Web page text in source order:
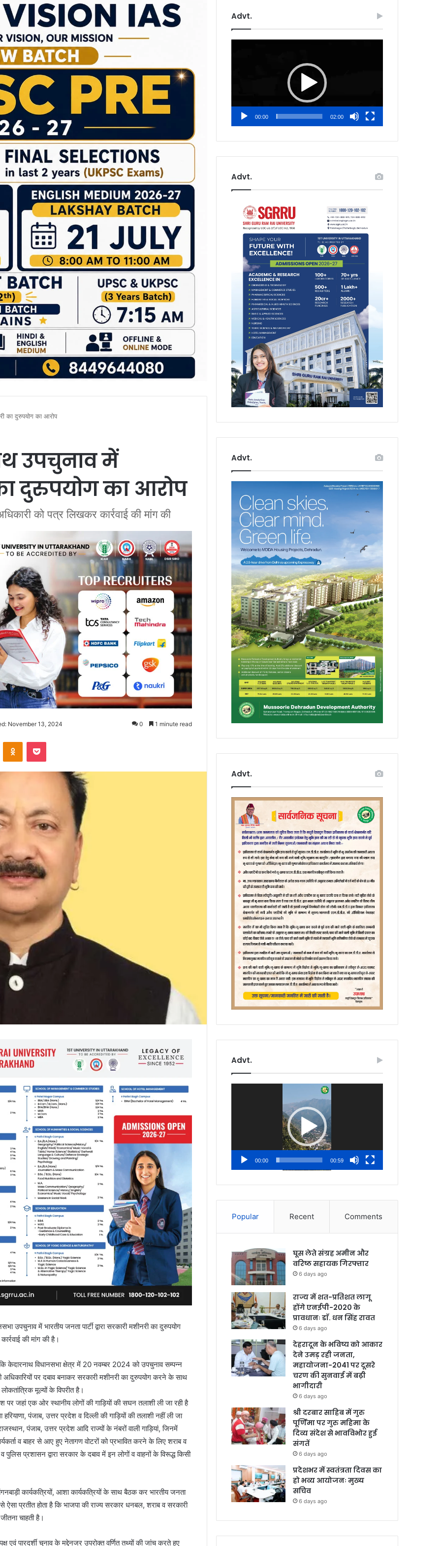
का दुरुपयोग का आरोप
उपचुनाव में
दुरुपयोग का आरोप
को पत्र लिखकर कार्रवाई की मांग की
November 13, 2024 0 1 minute read
उपचुनाव में भारतीय जनता पार्टी द्वारा सरकारी मशीनरी का दुरुपयोग
की मांग की है।
केदारनाथ विधानसभा क्षेत्र में 20 नवम्बर 2024 को उपचुनाव सम्पन्न
अधिकारियों पर दबाव बनाकर सरकारी मशीनरी का दुरुपयोग करने के साथ
मूल्यों के विपरीत है।
जहां एक ओर स्थानीय लोगों की गाड़ियों की सघन तलाशी ली जा रही है
हरियाणा, पंजाब, उत्तर प्रदेश व दिल्ली की गाड़ियों की तलाशी नहीं ली जा
पंजाब, उत्तर प्रदेश आदि राज्यों के नंबरों वाली गाड़ियां, जिनमें
व बाहर से आए हुए नेतागण वोटरों को प्रभावित करने के लिए शराब व
प्रशासन द्वारा सरकार के दबाव में इन लोगों व वाहनों के विरूद्ध किसी
कार्यकत्रियों, आशा कार्यकत्रियों के साथ बैठक कर भारतीय जनता
ऐसा प्रतीत होता है कि भाजपा की राज्य सरकार धनबल, शराब व सरकारी
चाहती है।
एवं पारदर्शी चुनाव के मद्देनजर उपरोक्त वर्णित तथ्यों की जांच करते हुए
Advt.
00:00 02:00
Advt.
Advt.
Advt.
Advt.
00:00 00:59
Popular Recent Comments
घूस लेते संग्रह अमीन और
वरिष्ठ सहायक गिरफ्तार
6 days ago
राज्य में शत-प्रतिशत लागू
होंगे एनईपी-2020 के
प्रावधानः डाॅ. धन सिंह रावत
6 days ago
देहरादून के भविष्य को आकार
देने उमड़ रही जनता,
महायोजना-2041 पर दूसरे
चरण की सुनवाई में बढ़ी
भागीदारी
6 days ago
श्री दरबार साहिब में गुरु
पूर्णिमा पर गुरु महिमा के
दिव्य संदेश से भावविभोर हुई
संगतें
6 days ago
प्रदेशभर में स्वतंत्रता दिवस का
हो भव्य आयोजनः मुख्य
सचिव
6 days ago